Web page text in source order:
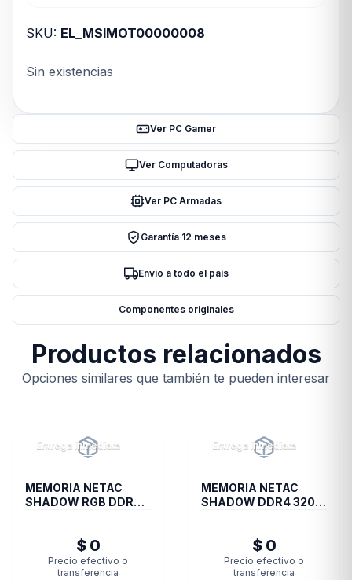
SKU: EL_MSIMOT00000008
Sin existencias
Ver PC Gamer
Ver Computadoras
Ver PC Armadas
Garantía 12 meses
Envío a todo el país
Componentes originales
Productos relacionados
Opciones similares que también te pueden interesar
Entrega inmediata
MEMORIA NETAC
SHADOW RGB DDR4
$ 0
Precio efectivo o
transferencia
Entrega inmediata
MEMORIA NETAC
SHADOW DDR4 3200
$ 0
Precio efectivo o
transferencia